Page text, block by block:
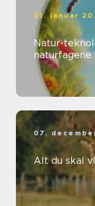
01. januar
Natur-
07.
Alt du skal